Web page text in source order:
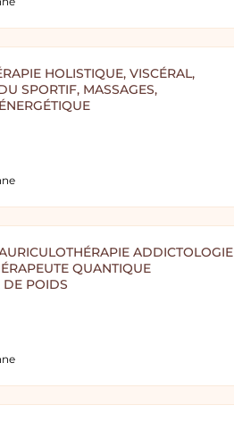
HOLISTIQUE, VISCÉRAL,
SPORTIF, MASSAGES,
ADDICTOLOGIE
QUANTIQUE
DE POIDS